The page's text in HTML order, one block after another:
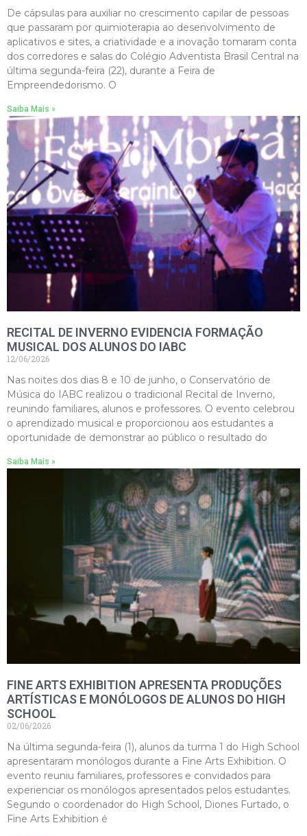
De cápsulas para auxiliar no crescimento capilar de pessoas
que passaram por quimioterapia ao desenvolvimento de
aplicativos e sites, a criatividade e a inovação tomaram conta
dos corredores e salas do Colégio Adventista Brasil Central na
última segunda-feira (22), durante a Feira de
Empreendedorismo. O
Saiba Mais »
RECITAL DE INVERNO EVIDENCIA FORMAÇÃO
MUSICAL DOS ALUNOS DO IABC
12/06/2026
Nas noites dos dias 8 e 10 de junho, o Conservatório de
Música do IABC realizou o tradicional Recital de Inverno,
reunindo familiares, alunos e professores. O evento celebrou
o aprendizado musical e proporcionou aos estudantes a
oportunidade de demonstrar ao público o resultado do
Saiba Mais »
FINE ARTS EXHIBITION APRESENTA PRODUÇÕES
ARTÍSTICAS E MONÓLOGOS DE ALUNOS DO HIGH
SCHOOL
02/06/2026
Na última segunda-feira (1), alunos da turma 1 do High School
apresentaram monólogos durante a Fine Arts Exhibition. O
evento reuniu familiares, professores e convidados para
experienciar os monólogos apresentados pelos estudantes.
Segundo o coordenador do High School, Diones Furtado, o
Fine Arts Exhibition é
COMUNICADO
IMPORTANTE:
Estamos passando por
uma instabilidade em
nosso WhatsApp, e talvez
nossa resposta a sua
mensagem demore mais